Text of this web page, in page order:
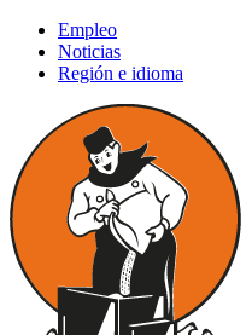
Empleo
Noticias
Región e idioma